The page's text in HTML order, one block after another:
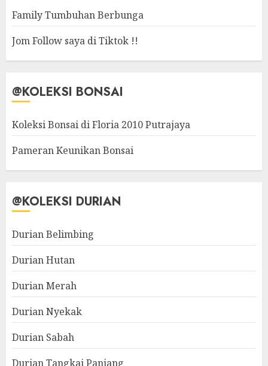
Family Tumbuhan Berbunga
Jom Follow saya di Tiktok !!
@KOLEKSI BONSAI
Koleksi Bonsai di Floria 2010 Putrajaya
Pameran Keunikan Bonsai
@KOLEKSI DURIAN
Durian Belimbing
Durian Hutan
Durian Merah
Durian Nyekak
Durian Sabah
Durian Tangkai Panjang